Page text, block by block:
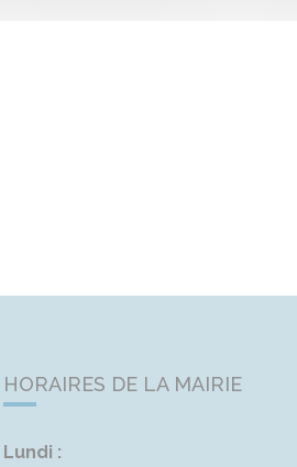
HORAIRES DE LA MAIRIE
Lundi :